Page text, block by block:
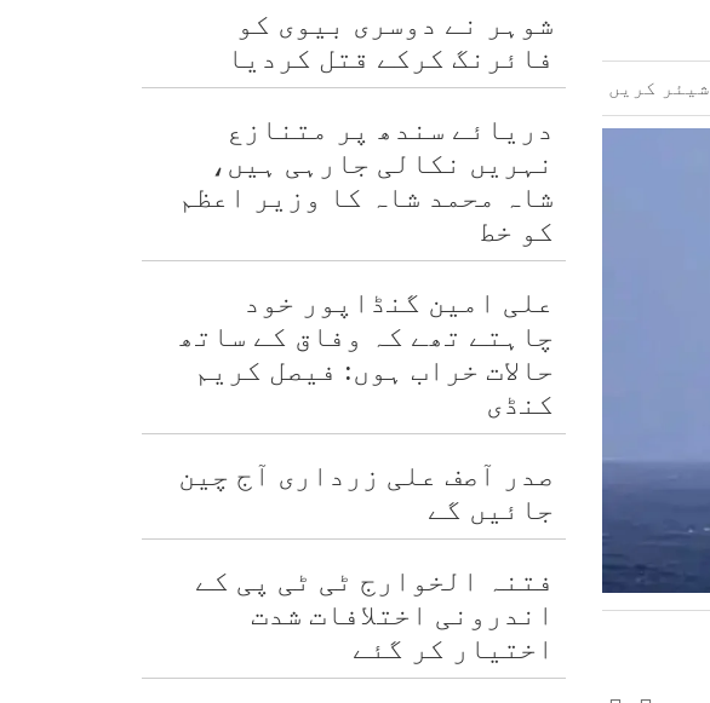
شوہر نے دوسری بیوی کو
فائرنگ کرکے قتل کردیا
دریائے سندھ پر متنازع
نہریں نکالی جارہی ہیں،
شاہ محمد شاہ کا وزیر اعظم
کو خط
علی امین گنڈاپور خود
چاہتے تھے کہ وفاق کے ساتھ
حالات خراب ہوں: فیصل کریم
کنڈی
صدر آصف علی زرداری آج چین
جائیں گے
فتنہ الخوارج ٹی ٹی پی کے
اندرونی اختلافات شدت
اختیار کر گئے
شیئر کریں